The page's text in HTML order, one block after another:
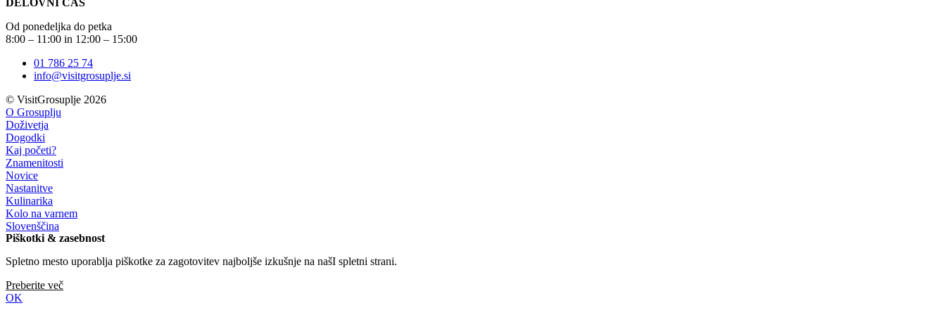
Od ponedeljka do petka
8:00 – 11:00 in 12:00 – 15:00
01 786 25 74
info@visitgrosuplje.si
© VisitGrosuplje 2026
O Grosuplju
Doživetja
Dogodki
Kaj početi?
Znamenitosti
Novice
Nastanitve
Kulinarika
Kolo na varnem
Slovenščina
Piškotki & zasebnost
Spletno mesto uporablja piškotke za zagotovitev najboljše izkušnje na našI spletni strani.
Preberite več
OK